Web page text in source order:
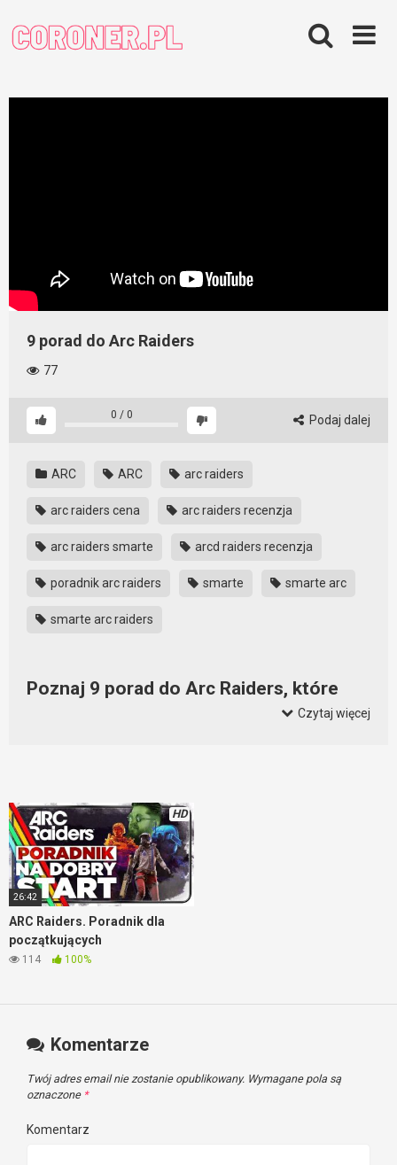
content
9 porad do Arc Raiders
77
0 / 0 Podaj dalej
ARC ARC arc raiders
arc raiders cena arc raiders recenzja
arc raiders smarte arcd raiders recenzja
poradnik arc raiders smarte smarte arc
smarte arc raiders
Poznaj 9 porad do Arc Raiders, które
warto znać zanim przystąpisz do gry
które pomagają lepiej planować trasy, unikać niepotrzebnych
starć, sensownie korzystać ze sprzętu i podejmować decyzje,
gdy sytuacja zaczyna się komplikować. To nie są ogólne
ciekawostki, tylko rzeczy wyciągnięte prosto z rozgrywki.
Takie, które realnie zwiększają szanse na bezpieczny powrót
z łupem. Jeśli chcesz wejść w grę z większą świadomością i
mniejszą liczbą bolesnych wpadek, te wskazówki oszczędzą
Ci sporo frustracji już na samym starcie.
Czytaj więcej
HD
26:42
ARC Raiders. Poradnik dla
początkujących
114 100%
Komentarze
Twój adres email nie zostanie opublikowany. Wymagane pola są
oznaczone *
Komentarz